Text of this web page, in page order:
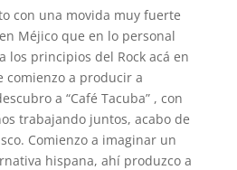
con una movida muy fuerte
Méjico que en lo personal
los principios del Rock acá en
comienzo a producir a
a “Café Tacuba” , con
trabajando juntos, acabo de
Comienzo a imaginar un
hispana, ahí produzco a